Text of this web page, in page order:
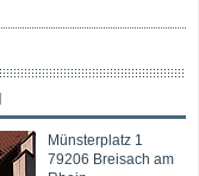
Münsterplatz 1
79206 Breisach am